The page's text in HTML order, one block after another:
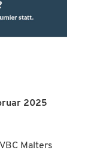
2025
Malters